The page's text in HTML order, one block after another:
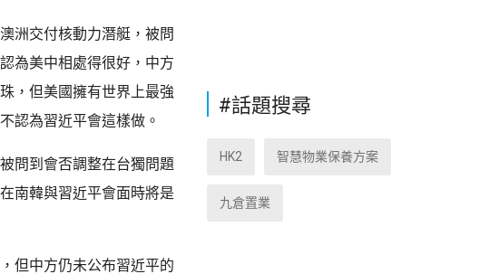
洲交付核動力潛艇，被問
為美中相處得很好，中方
，但美國擁有世界上最強
認為習近平會這樣做。
問到會否調整在台獨問題
南韓與習近平會面時將是
但中方仍未公布習近平的
#話題搜尋
HK2 智慧物業保養方案
九倉置業